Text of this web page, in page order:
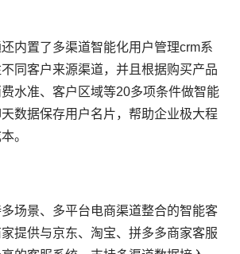
内置了多渠道智能化用户管理crm系
同客户来源渠道，并且根据购买产品
水准、客户区域等20多项条件做智能
数据保存用户名片，帮助企业极大程
。
场景、多平台电商渠道整合的智能客
提供与京东、淘宝、拼多多商家客服